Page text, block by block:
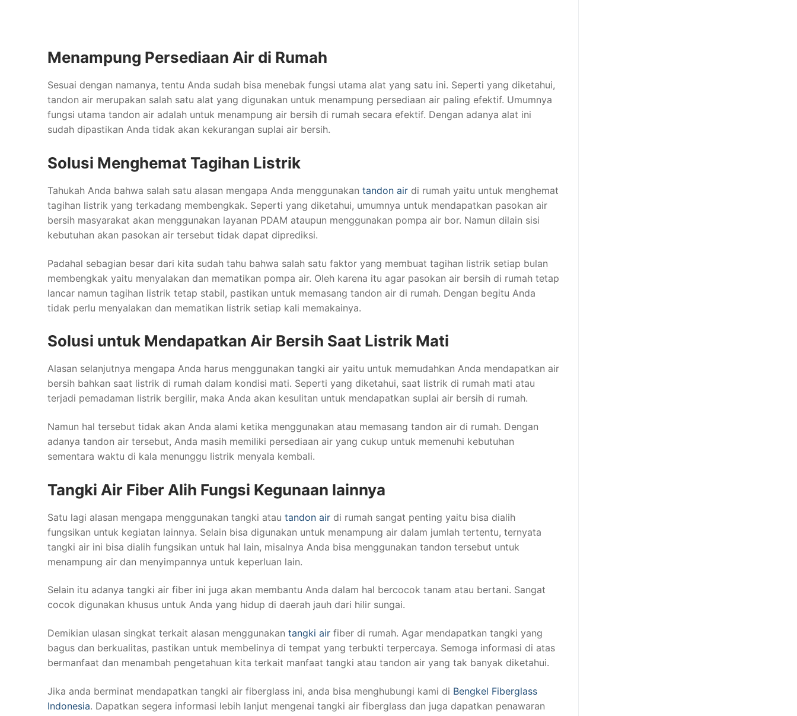
Menampung Persediaan Air di Rumah
Sesuai dengan namanya, tentu Anda sudah bisa menebak fungsi utama alat yang satu ini. Seperti yang diketahui,
tandon air merupakan salah satu alat yang digunakan untuk menampung persediaan air paling efektif. Umumnya
fungsi utama tandon air adalah untuk menampung air bersih di rumah secara efektif. Dengan adanya alat ini
sudah dipastikan Anda tidak akan kekurangan suplai air bersih.
Solusi Menghemat Tagihan Listrik
Tahukah Anda bahwa salah satu alasan mengapa Anda menggunakan tandon air di rumah yaitu untuk menghemat
tagihan listrik yang terkadang membengkak. Seperti yang diketahui, umumnya untuk mendapatkan pasokan air
bersih masyarakat akan menggunakan layanan PDAM ataupun menggunakan pompa air bor. Namun dilain sisi
kebutuhan akan pasokan air tersebut tidak dapat diprediksi.
Padahal sebagian besar dari kita sudah tahu bahwa salah satu faktor yang membuat tagihan listrik setiap bulan
membengkak yaitu menyalakan dan mematikan pompa air. Oleh karena itu agar pasokan air bersih di rumah tetap
lancar namun tagihan listrik tetap stabil, pastikan untuk memasang tandon air di rumah. Dengan begitu Anda
tidak perlu menyalakan dan mematikan listrik setiap kali memakainya.
Solusi untuk Mendapatkan Air Bersih Saat Listrik Mati
Alasan selanjutnya mengapa Anda harus menggunakan tangki air yaitu untuk memudahkan Anda mendapatkan air
bersih bahkan saat listrik di rumah dalam kondisi mati. Seperti yang diketahui, saat listrik di rumah mati atau
terjadi pemadaman listrik bergilir, maka Anda akan kesulitan untuk mendapatkan suplai air bersih di rumah.
Namun hal tersebut tidak akan Anda alami ketika menggunakan atau memasang tandon air di rumah. Dengan
adanya tandon air tersebut, Anda masih memiliki persediaan air yang cukup untuk memenuhi kebutuhan
sementara waktu di kala menunggu listrik menyala kembali.
Tangki Air Fiber Alih Fungsi Kegunaan lainnya
Satu lagi alasan mengapa menggunakan tangki atau tandon air di rumah sangat penting yaitu bisa dialih
fungsikan untuk kegiatan lainnya. Selain bisa digunakan untuk menampung air dalam jumlah tertentu, ternyata
tangki air ini bisa dialih fungsikan untuk hal lain, misalnya Anda bisa menggunakan tandon tersebut untuk
menampung air dan menyimpannya untuk keperluan lain.
Selain itu adanya tangki air fiber ini juga akan membantu Anda dalam hal bercocok tanam atau bertani. Sangat
cocok digunakan khusus untuk Anda yang hidup di daerah jauh dari hilir sungai.
Demikian ulasan singkat terkait alasan menggunakan tangki air fiber di rumah. Agar mendapatkan tangki yang
bagus dan berkualitas, pastikan untuk membelinya di tempat yang terbukti terpercaya. Semoga informasi di atas
bermanfaat dan menambah pengetahuan kita terkait manfaat tangki atau tandon air yang tak banyak diketahui.
Jika anda berminat mendapatkan tangki air fiberglass ini, anda bisa menghubungi kami di Bengkel Fiberglass
Indonesia. Dapatkan segera informasi lebih lanjut mengenai tangki air fiberglass dan juga dapatkan penawaran